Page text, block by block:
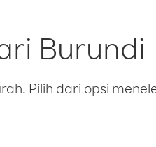
Burundi
Pilih dari opsi